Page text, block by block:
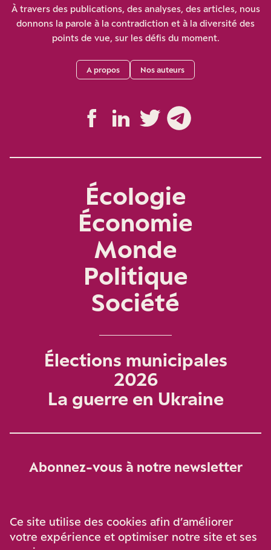
À travers des publications, des analyses, des articles, nous
donnons la parole à la contradiction et à la diversité des
points de vue, sur les défis du moment.
A propos Nos auteurs
Écologie
Économie
Monde
Politique
Société
Élections municipales
2026
La guerre en Ukraine
Abonnez-vous à notre newsletter
Ce site utilise des cookies afin d’améliorer
votre expérience et optimiser notre site et ses